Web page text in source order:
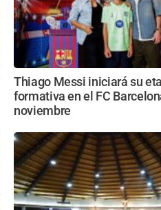
Thiago Messi iniciará su
formativa en el FC
noviembre